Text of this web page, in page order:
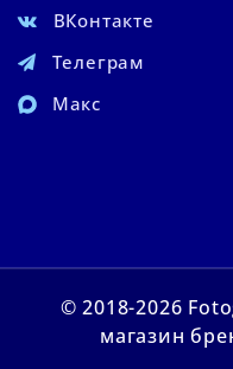
ВКонтакте
Телеграм
Макс
© 2018-2026
магазин